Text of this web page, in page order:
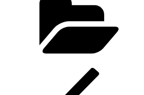
Beitragsnavigation